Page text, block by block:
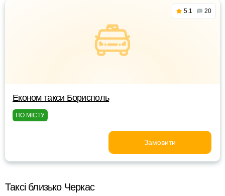
5.1 20
Економ такси Борисполь
ПО МІСТУ
Замовити
Таксі близько Черкас